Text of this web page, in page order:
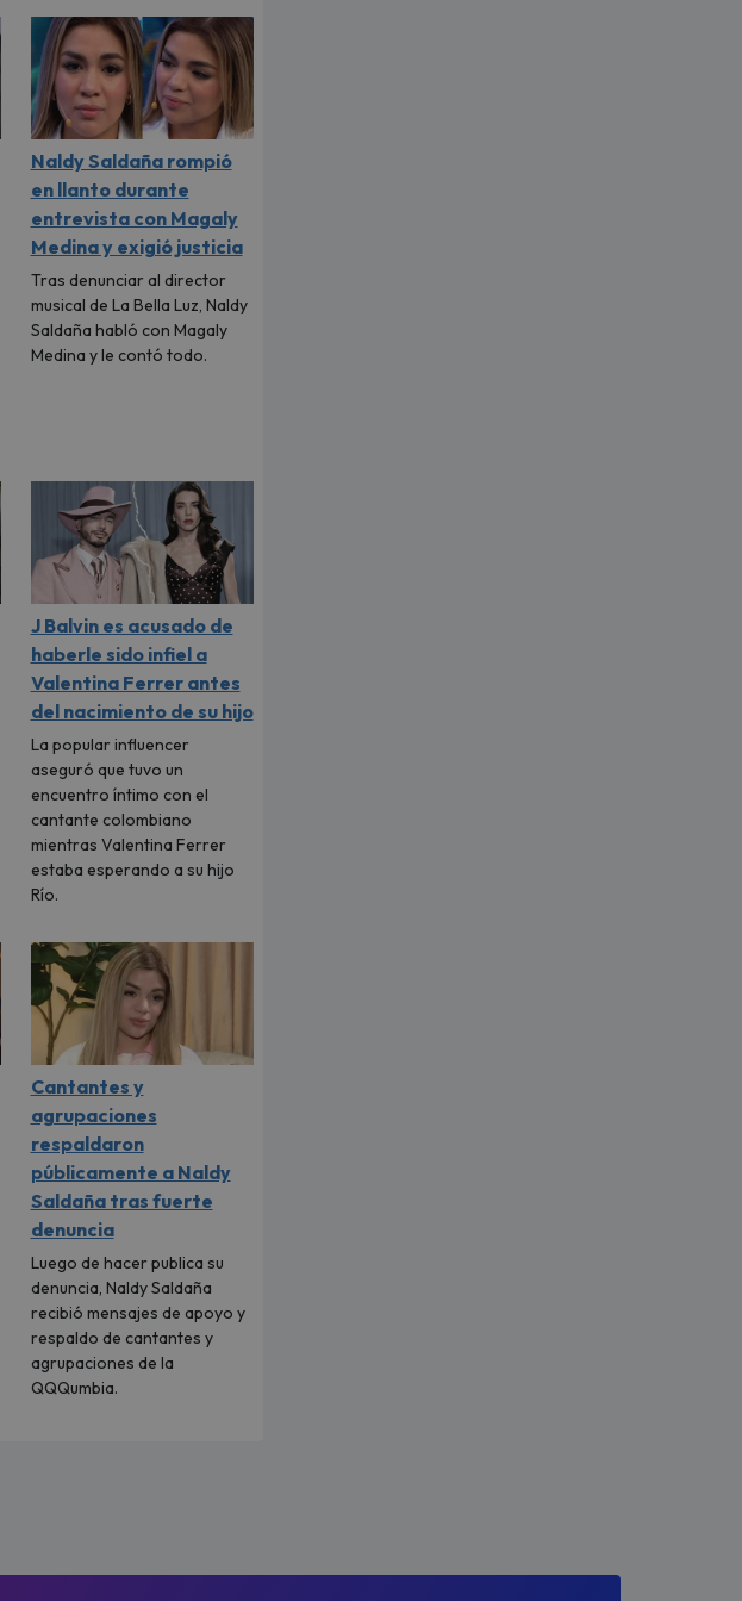
Naldy Saldaña rompió
en llanto durante
entrevista con Magaly
Medina y exigió justicia
Tras denunciar al director
musical de La Bella Luz, Naldy
Saldaña habló con Magaly
Medina y le contó todo.
J Balvin es acusado de
haberle sido infiel a
Valentina Ferrer antes
del nacimiento de su hijo
La popular influencer
aseguró que tuvo un
encuentro íntimo con el
cantante colombiano
mientras Valentina Ferrer
estaba esperando a su hijo
Río.
Cantantes y
agrupaciones
respaldaron
públicamente a Naldy
Saldaña tras fuerte
denuncia
Luego de hacer publica su
denuncia, Naldy Saldaña
recibió mensajes de apoyo y
respaldo de cantantes y
agrupaciones de la
QQQumbia.